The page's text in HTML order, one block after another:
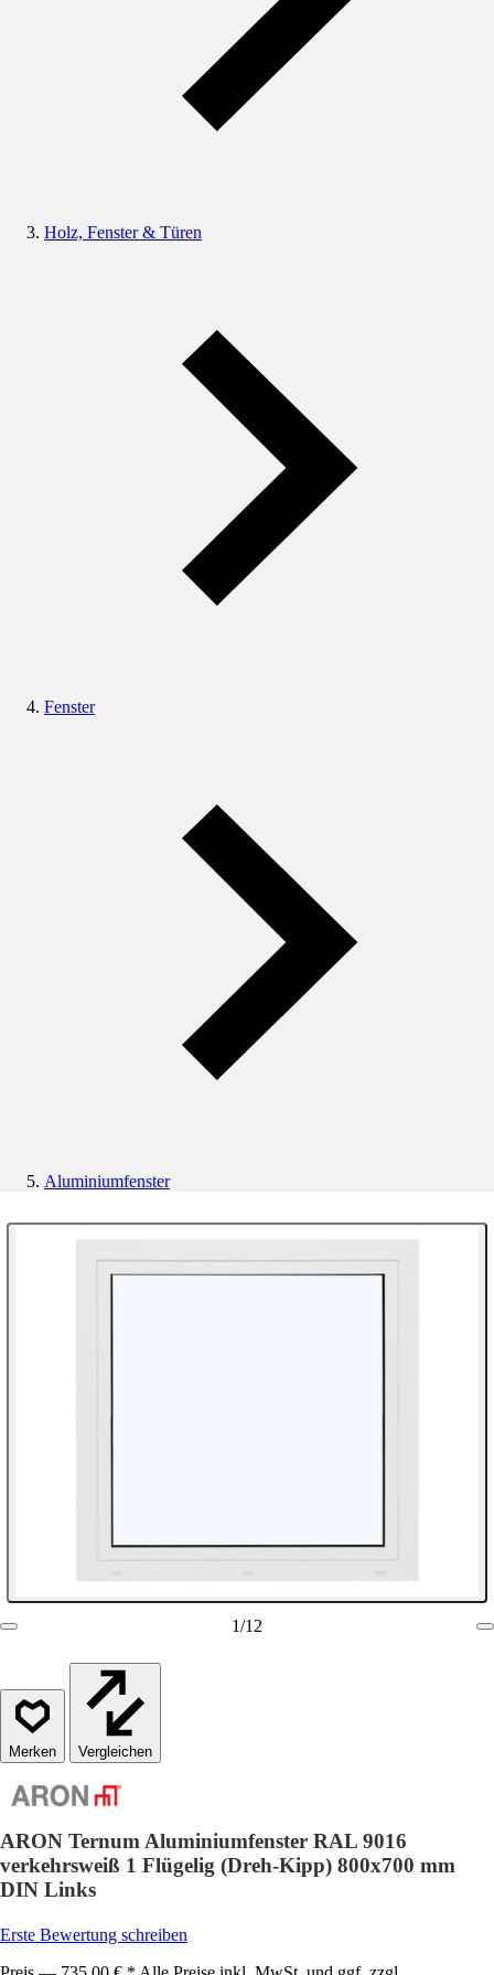
Holz, Fenster & Türen
Fenster
Aluminiumfenster
1/12
Vergleichen
ARON Ternum Aluminiumfenster RAL 9016
verkehrsweiß 1 Flügelig (Dreh-Kipp) 800x700 mm
DIN Links
Erste Bewertung schreiben